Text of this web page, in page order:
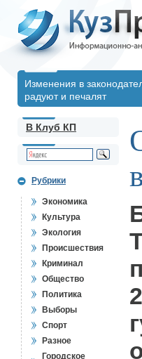
Изменения в
радуют и печалят
В Клуб КП
Рубрики
Экономика
Культура
Экология
Происшествия
Криминал
Общество
Политика
Выборы
Спорт
Разное
Городское